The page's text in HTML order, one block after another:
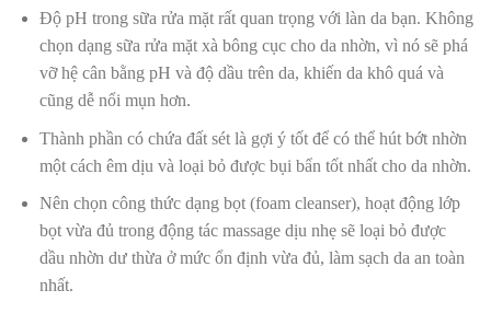
Độ pH trong sữa rửa mặt rất quan trọng với làn da bạn. Không
chọn dạng sữa rửa mặt xà bông cục cho da nhờn, vì nó sẽ phá
vỡ hệ cân bằng pH và độ dầu trên da, khiến da khô quá và
cũng dễ nổi mụn hơn.
Thành phần có chứa đất sét là gợi ý tốt để có thể hút bớt nhờn
một cách êm dịu và loại bỏ được bụi bẩn tốt nhất cho da nhờn.
Nên chọn công thức dạng bọt (foam cleanser), hoạt động lớp
bọt vừa đủ trong động tác massage dịu nhẹ sẽ loại bỏ được
dầu nhờn dư thừa ở mức ổn định vừa đủ, làm sạch da an toàn
nhất.